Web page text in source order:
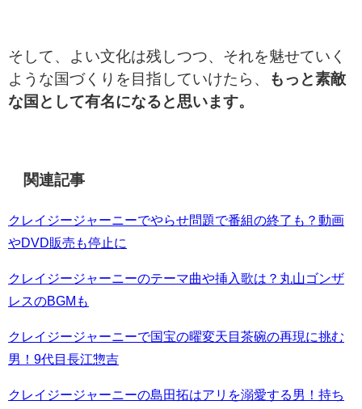
そして、よい文化は残しつつ、それを魅せていく
ような国づくりを目指していけたら、
もっと素敵
な国として有名になると思います。
関連記事
クレイジージャーニーでやらせ問題で番組の終了も？動画
やDVD販売も停止に
クレイジージャーニーのテーマ曲や挿入歌は？丸山ゴンザ
レスのBGMも
クレイジージャーニーで国宝の曜変天目茶碗の再現に挑む
男！9代目長江惣吉
クレイジージャーニーの島田拓はアリを溺愛する男！持ち